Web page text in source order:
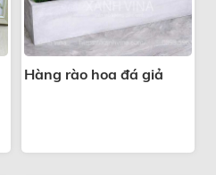
Hàng rào hoa đá giả